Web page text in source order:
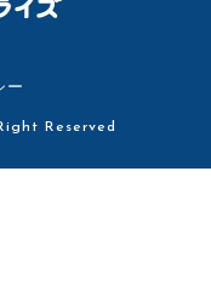
ー
Reserved